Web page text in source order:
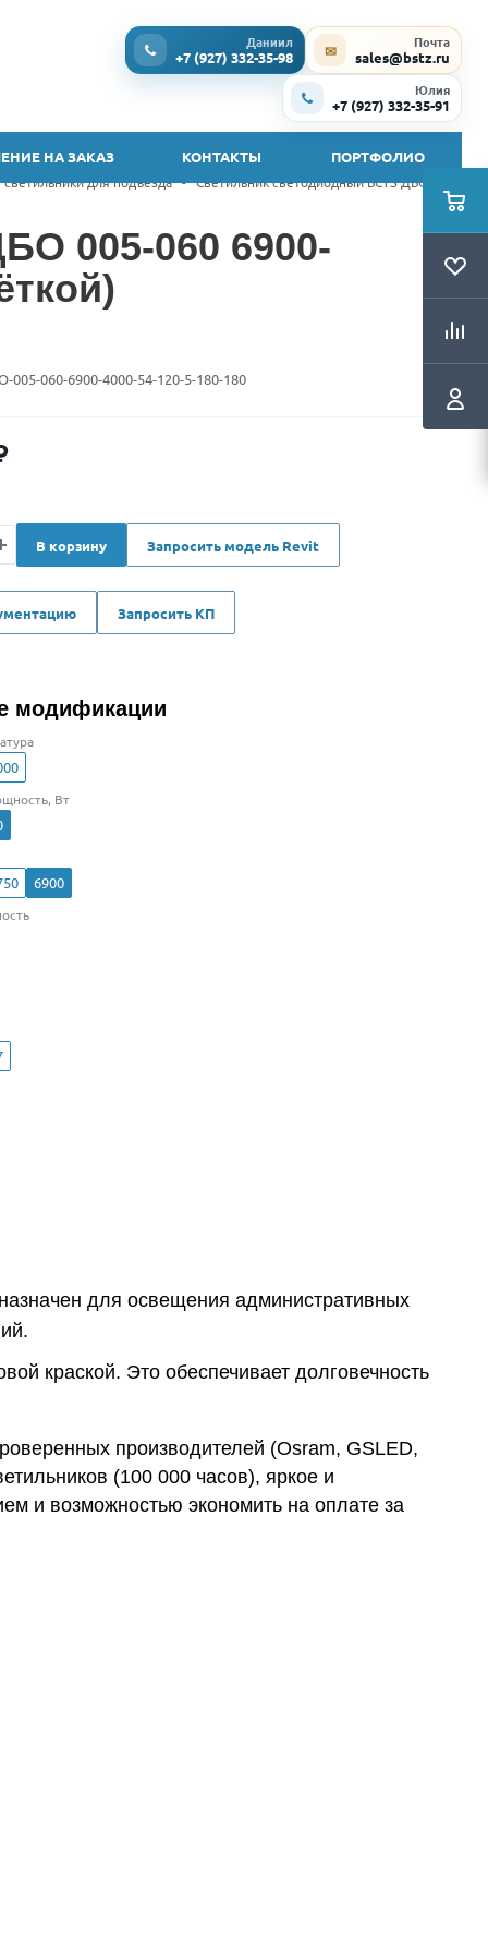
Даниил
+7 (927) 332-35-98 ✉ Почта
sales@bstz.ru
Юлия
+7 (927) 332-35-91
НА ЗАКАЗ КОНТАКТЫ ПОРТФОЛИО
для подъезда - Светильник светодиодный БСТЗ ДБО 005-
005-060 6900-
005-060-6900-4000-54-120-5-180-180
В корзину Запросить модель Revit
Запросить КП
модификации
Вт
6900
для освещения административных
краской. Это обеспечивает долговечность
производителей (Osram, GSLED,
(100 000 часов), яркое и
и возможностью экономить на оплате за